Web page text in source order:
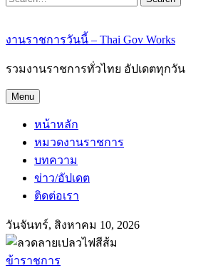
งานราชการวันนี้ – Thai Gov Works
รวมงานราชการทั่วไทย อัปเดตทุกวัน
Menu
หน้าหลัก
หมวดงานราชการ
บทความ
ข่าว/อัปเดต
ติดต่อเรา
วันจันทร์, สิงหาคม 10, 2026
ข้าราชการ